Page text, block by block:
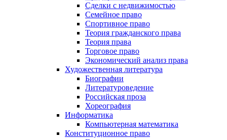
Сделки с недвижимостью
Семейное право
Спортивное право
Теория гражданского права
Теория права
Торговое право
Экономический анализ права
Художественная литература
Биографии
Литературоведение
Российская проза
Хореография
Информатика
Компьютерная математика
Конституционное право